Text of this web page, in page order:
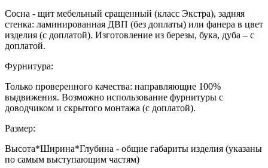
Сосна - щит мебельный сращенный (класс Экстра), задняя
стенка: ламинированная ДВП (без доплаты) или фанера в цвет
изделия (с доплатой). Изготовление из березы, бука, дуба – с
доплатой.
Фурнитура:
Только проверенного качества: направляющие 100%
выдвижения. Возможно использование фурнитуры с
доводчиком и скрытого монтажа (с доплатой).
Размер:
Высота*Ширина*Глубина - общие габариты изделия (указаны
по самым выступающим частям)